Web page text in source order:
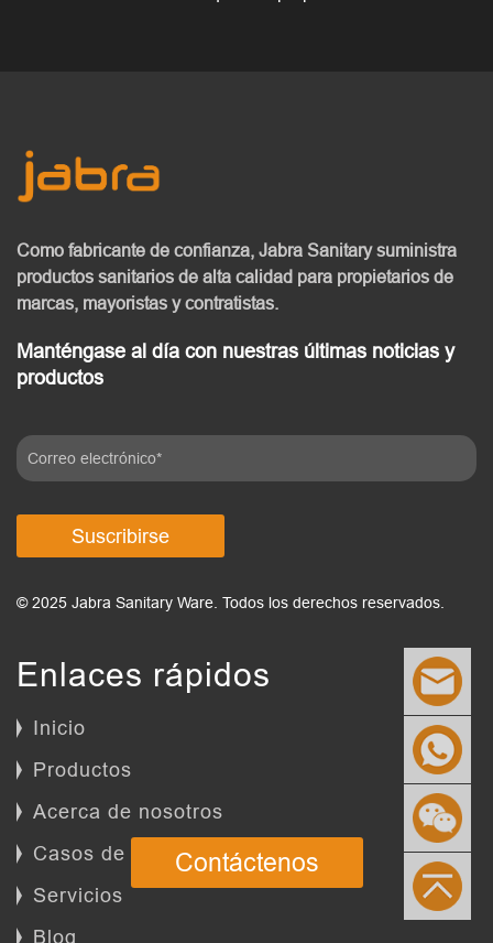
Como fabricante de confianza, Jabra Sanitarysuministra
productos sanitarios de alta calidad para propietarios de
marcas, mayoristas y contratistas.
Manténgase al día con nuestras últimas noticias y
productos
Suscribirse
© 2025 Jabra Sanitary Ware. Todos los derechos reservados.
Enlaces rápidos
Inicio
Productos
Acerca de nosotros
Casos de éxito
Servicios
Blog
Contáctenos